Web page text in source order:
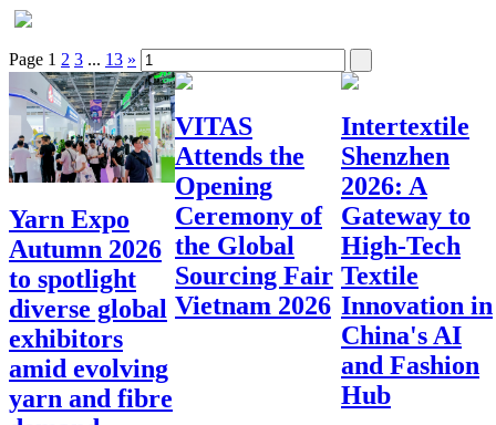
Page 1 2 3 ... 13 »
Yarn Expo
Autumn 2026
to spotlight
diverse global
exhibitors
amid evolving
yarn and fibre
VITAS
Attends the
Opening
Ceremony of
the Global
Sourcing Fair
Vietnam 2026
Intertextile
Shenzhen
2026: A
Gateway to
High-Tech
Textile
Innovation in
China's AI
and Fashion
Hub